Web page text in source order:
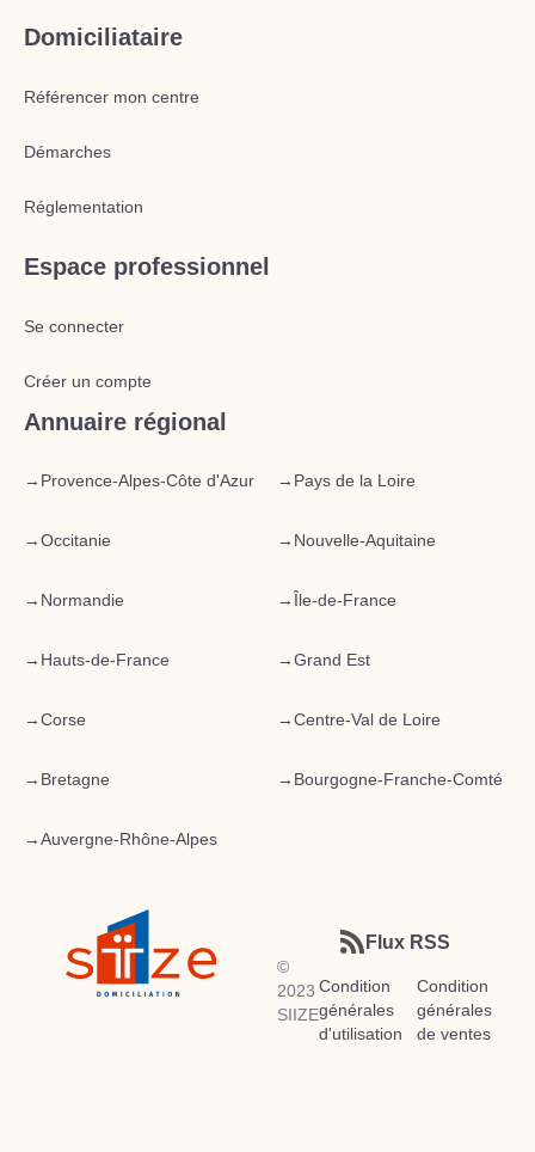
Domiciliataire
Référencer mon centre
Démarches
Réglementation
Espace professionnel
Se connecter
Créer un compte
Annuaire régional
→ Provence-Alpes-Côte d'Azur → Pays de la Loire
→Occitanie → Nouvelle-Aquitaine
→ Normandie → Île-de-France
→ Hauts-de-France →Grand Est
→Corse →Centre-Val de Loire
→ Bretagne → Bourgogne-Franche-Comté
→Auvergne-Rhône-Alpes
Flux RSS
©
2023
SIIZE
Condition
générales
d'utilisation
Condition
générales
de ventes